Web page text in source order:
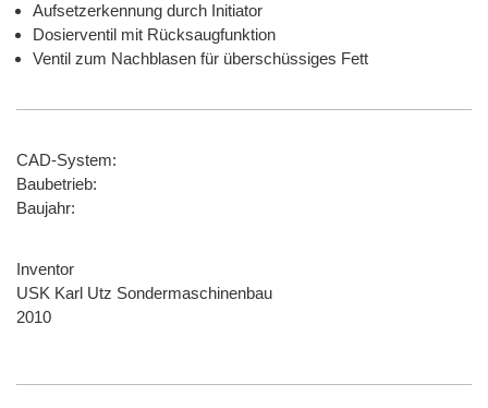
Aufsetzerkennung durch Initiator
Dosierventil mit Rücksaugfunktion
Ventil zum Nachblasen für überschüssiges Fett
CAD-System:
Baubetrieb:
Baujahr:
Inventor
USK Karl Utz Sondermaschinenbau
2010